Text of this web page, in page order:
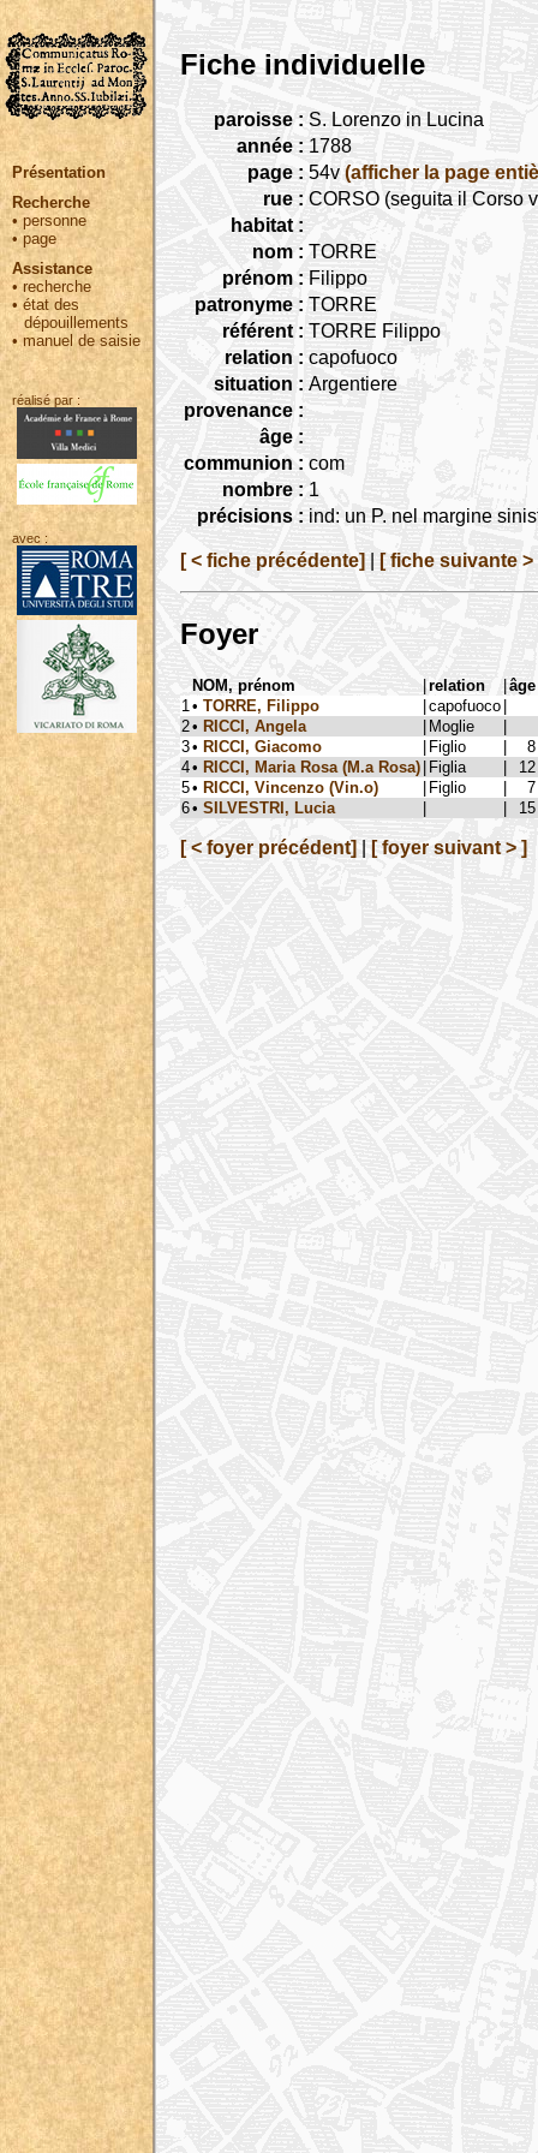
Présentation
Recherche
• personne
•page
Assistance
• recherche
•état des
dépouillements
•manuel de saisie
réalisé par :
avec :
Fiche individuelle
paroisse : S. Lorenzo in Lucina
année : 1788
page : 54v (afficher la page
rue : CORSO (seguita il Corso
habitat :
nom : TORRE
prénom : Filippo
patronyme : TORRE
référent : TORRE Filippo
relation : capofuoco
situation : Argentiere
provenance :
âge :
communion : com
nombre : 1
précisions : ind: un P. nel margine
[ < fiche précédente] [ fiche suivante >
Foyer
NOM, prénom |relation |âge
1 • TORRE, Filippo |capofuoco |
2• RICCI, Angela | Moglie
|
3• RICCI, Giacomo | Figlio |
8
4• RICCI, Maria Rosa (M.a Rosa) | Figlia |
12
5• RICCI, Vincenzo (Vin.o) | Figlio |
7
6• SILVESTRI, Lucia | | 15
[ < foyer précédent] [ foyer suivant > ]